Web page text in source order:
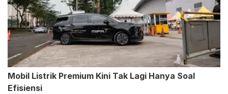
Mobil Listrik Premium Kini Tak Lagi Hanya Soal
Efisiensi